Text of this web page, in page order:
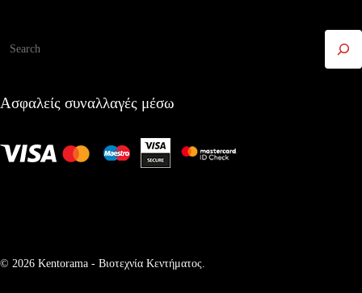
Ασφαλείς συναλλαγές μέσω
© 2026 Kentorama - Bιοτεχνία Kεντήματος.